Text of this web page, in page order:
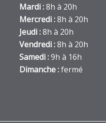
Mardi :8h à 20h
Mercredi :8h à 20h
Jeudi :8h à 20h
Vendredi :8h à 20h
Samedi :9h à 16h
Dimanche :fermé